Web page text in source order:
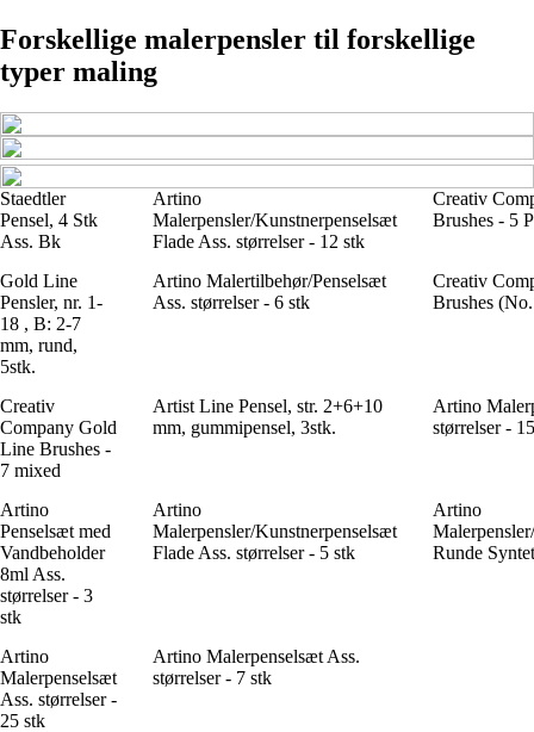
Forskellige malerpensler til forskellige
typer maling
Staedtler
Pensel, 4 Stk
Ass. Bk
Artino
Malerpensler/Kunstnerpenselsæt
Flade Ass. størrelser - 12 stk
Creativ
Brushes - 5
Gold Line
Pensler, nr. 1-
18 , B: 2-7
mm, rund,
5stk.
Artino Malertilbehør/Penselsæt
Ass. størrelser - 6 stk
Creativ
Brushes
Creativ
Company Gold
Line Brushes -
7 mixed
Artist Line Pensel, str. 2+6+10
mm, gummipensel, 3stk.
Artino
størrelser -
Artino
Penselsæt med
Vandbeholder
8ml Ass.
størrelser - 3
stk
Artino
Malerpensler/Kunstnerpenselsæt
Flade Ass. størrelser - 5 stk
Artino
Runde
Artino
Malerpenselsæt
Ass. størrelser -
25 stk
Artino Malerpenselsæt Ass.
størrelser - 7 stk